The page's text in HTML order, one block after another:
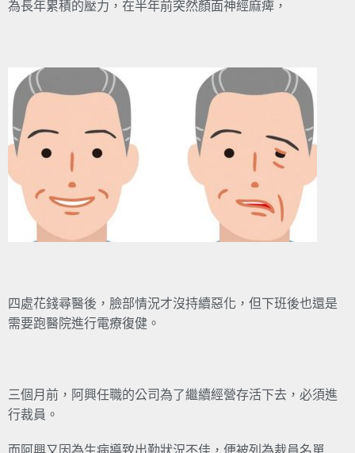
為長年累積的壓力，在半年前突然顏面神經麻痺，
四處花錢尋醫後，臉部情況才沒持續惡化，但下班後也還是
需要跑醫院進行電療復健。
三個月前，阿興任職的公司為了繼續經營存活下去，必須進
行裁員。
而阿興又因為生病導致出勤狀況不佳，便被列為裁員名單 ..